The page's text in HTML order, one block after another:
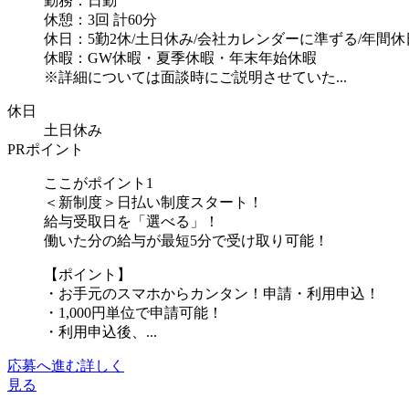
休憩：3回 計60分
休日：5勤2休/土日休み/会社カレンダーに準ずる/年間休
休暇：GW休暇・夏季休暇・年末年始休暇
※詳細については面談時にご説明させていた...
休日
土日休み
PRポイント
ここがポイント1
＜新制度＞日払い制度スタート！
給与受取日を「選べる」！
働いた分の給与が最短5分で受け取り可能！
【ポイント】
・お手元のスマホからカンタン！申請・利用申込！
・1,000円単位で申請可能！
・利用申込後、...
応募へ進む詳しく
見る